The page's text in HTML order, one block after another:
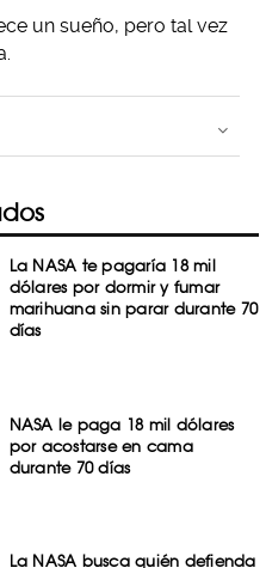
un sueño, pero tal vez
La NASA te pagaría 18 mil
dólares por dormir y fumar
marihuana sin parar durante 70
días
NASA le paga 18 mil dólares
por acostarse en cama
durante 70 días
La NASA busca quién defienda